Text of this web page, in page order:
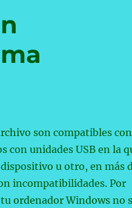
son compatibles
con unidades USB en la
u otro, en más
incompatibilidades. Por
ordenador Windows no